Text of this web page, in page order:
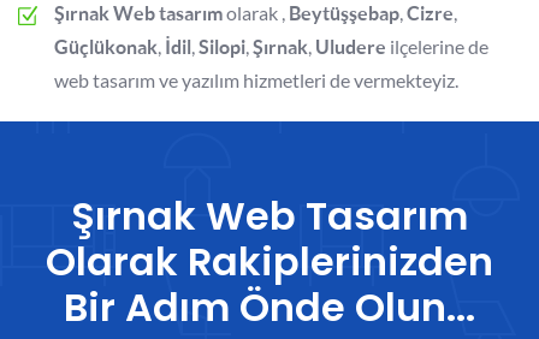
Şırnak Web tasarımolarak , Beytüşşebap,Cizre,
Güçlükonak, İdil ,Silopi,Şırnak, Uludere ilçelerine de
web tasarım ve yazılım hizmetleri de vermekteyiz.
Şırnak Web Tasarım
Olarak Rakiplerinizden
Bir Adım Önde Olun...